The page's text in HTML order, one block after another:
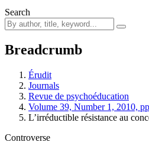
Search
Breadcrumb
Érudit
Journals
Revue de psychoéducation
Volume 39, Number 1, 2010,
L’irréductible résistance au
Controverse